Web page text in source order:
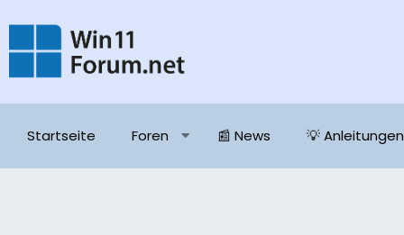
Startseite Foren 📰 News 💡 Anleitungen